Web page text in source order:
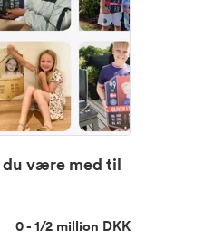
du være med til
0 - 1/2 million DKK